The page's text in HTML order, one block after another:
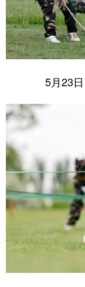
5月23日